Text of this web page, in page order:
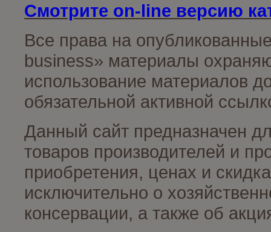
Смотрите on-line версию
Все права на
business» материалы
использование материалов
обязательной активной
Данный сайт предназначен
товаров производителей и
приобретения, ценах и
исключительно о
консервации, а также об